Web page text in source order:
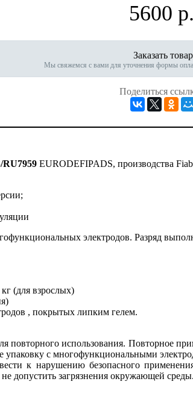
5600 р.
Заказать товар
Мы свяжемся с вами для уточнения формы
Поделиться
RU7959 EURODEFIPADS, производства
электродов. Разряд
(для взрослых)
, покрытых липким гелем.
использования. Повторное
упаковку с многофункциональными
к нарушению безопасного
допустить загрязнения окружающей среды.